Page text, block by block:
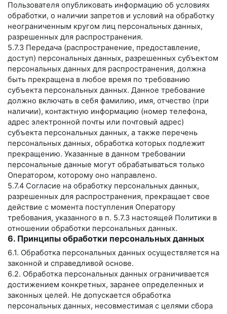
Пользователя опубликовать информацию об условиях
обработки, о наличии запретов и условий на обработку
неограниченным кругом лиц персональных данных,
разрешенных для распространения.
5.7.3 Передача (распространение, предоставление,
доступ) персональных данных, разрешенных субъектом
персональных данных для распространения, должна
быть прекращена в любое время по требованию
субъекта персональных данных. Данное требование
должно включать в себя фамилию, имя, отчество (при
наличии), контактную информацию (номер телефона,
адрес электронной почты или почтовый адрес)
субъекта персональных данных, а также перечень
персональных данных, обработка которых подлежит
прекращению. Указанные в данном требовании
персональные данные могут обрабатываться только
Оператором, которому оно направлено.
5.7.4 Согласие на обработку персональных данных,
разрешенных для распространения, прекращает свое
действие с момента поступления Оператору
требования, указанного в п. 5.7.3 настоящей Политики в
отношении обработки персональных данных.
6. Принципы обработки персональных данных
6.1. Обработка персональных данных осуществляется на
законной и справедливой основе.
6.2. Обработка персональных данных ограничивается
достижением конкретных, заранее определенных и
законных целей. Не допускается обработка
персональных данных, несовместимая с целями сбора